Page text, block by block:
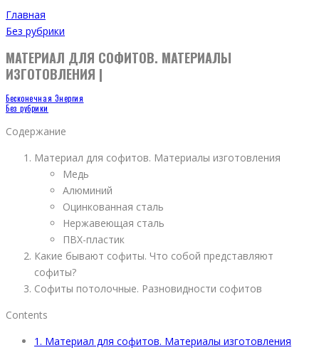
Главная
Без рубрики
МАТЕРИАЛ ДЛЯ СОФИТОВ. МАТЕРИАЛЫ
ИЗГОТОВЛЕНИЯ |
Бесконечная Энергия
Без рубрики
Содержание
Материал для софитов. Материалы изготовления
Медь
Алюминий
Оцинкованная сталь
Нержавеющая сталь
ПВХ-пластик
Какие бывают софиты. Что собой представляют
софиты?
Софиты потолочные. Разновидности софитов
Contents
1. Материал для софитов. Материалы изготовления